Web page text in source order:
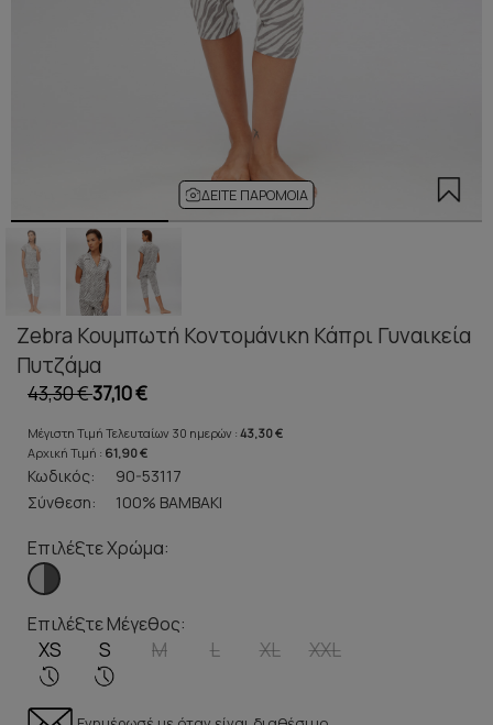
ΔΕΊΤΕ ΠΑΡΌΜΟΙΑ
Zebra Κουμπωτή Κοντομάνικη Κάπρι Γυναικεία
Πυτζάμα
43,30 €37,10 €
Μέγιστη Τιμή Τελευταίων 30 ημερών : 43,30 €
Αρχική Τιμή : 61,90 €
Κωδικός:
90-53117
Σύνθεση:
100% ΒΑΜΒΑΚΙ
Επιλέξτε Χρώμα:
Επιλέξτε Μέγεθος:
XS S M L XL XXL